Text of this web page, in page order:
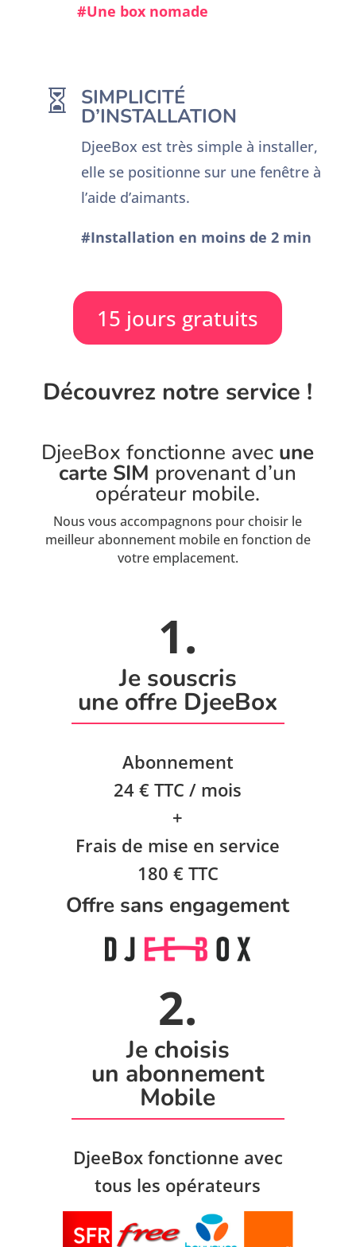
#Une box nomade
 SIMPLICITÉ
D’INSTALLATION
DjeeBox est très simple à installer,
elle se positionne sur une fenêtre à
l’aide d’aimants.
#Installation en moins de 2 min
15 jours gratuits
Découvrez notre service !
DjeeBox fonctionne avec une
carte SIM provenant d’un
opérateur mobile.
Nous vous accompagnons pour choisir le
meilleur abonnement mobile en fonction de
votre emplacement.
1.
Je souscris
une offre DjeeBox
Abonnement
24 € TTC / mois
+
Frais de mise en service
180 € TTC
Offre sans engagement
2.
Je choisis
un abonnement
Mobile
DjeeBox fonctionne avec
tous les opérateurs